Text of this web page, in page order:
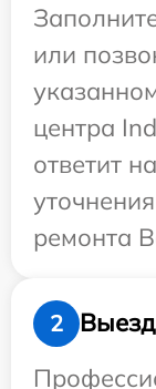
или
центра
ответит
ремонта
2